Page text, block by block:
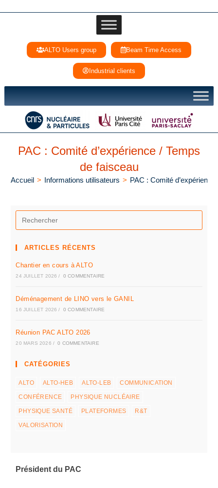
ALTO Users group Beam Time Access
Industrial clients
PAC : Comité d’expérience / Temps
de faisceau
Accueil > Informations utilisateurs > PAC : Comité
ARTICLES RÉCENTS
Chantier en cours à ALTO
24 JUILLET 2026 / 0 COMMENTAIRE
Déménagement de LINO vers le GANIL
16 JUILLET 2026 / 0 COMMENTAIRE
Réunion PAC ALTO 2026
20 MARS 2026 / 0 COMMENTAIRE
CATÉGORIES
ALTO ALTO-HEB ALTO-LEB COMMUNICATION
CONFÉRENCE PHYSIQUE NUCLÉAIRE
PHYSIQUE SANTÉ PLATEFORMES R&T
VALORISATION
Président du PAC